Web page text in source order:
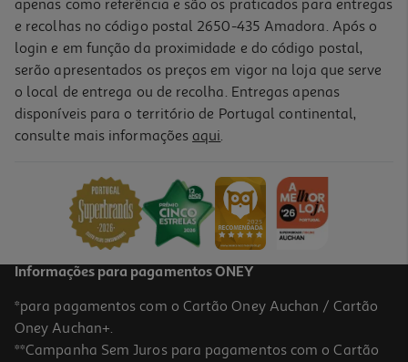
Carregador 1 Usba 12w Qilive 600183077 Br Cab Usba-Micro
10,99 €
apenas como referência e são os praticados para entregas
e recolhas no código postal 2650-435 Amadora. Após o
login e em função da proximidade e do código postal,
serão apresentados os preços em vigor na loja que serve
o local de entrega ou de recolha. Entregas apenas
disponíveis para o território de Portugal continental,
consulte mais informações aqui.
Informações para pagamentos ONEY
*para pagamentos com o Cartão Oney Auchan / Cartão
Oney Auchan+.
**Campanha Sem Juros para pagamentos com o Cartão